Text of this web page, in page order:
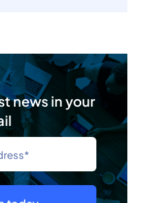
news in your